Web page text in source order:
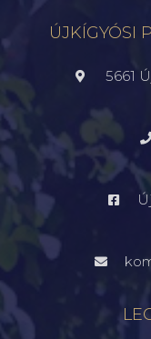
ÚJKÍGYÓSI
5661